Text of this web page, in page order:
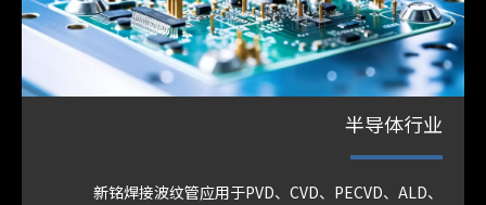
半导体行业
新铭焊接波纹管应用于PVD、CVD、PECVD、ALD、